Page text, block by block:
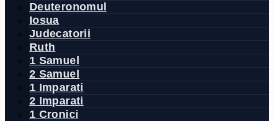
Deuteronomul
Iosua
Judecatorii
Ruth
1 Samuel
2 Samuel
1 Imparati
2 Imparati
1 Cronici